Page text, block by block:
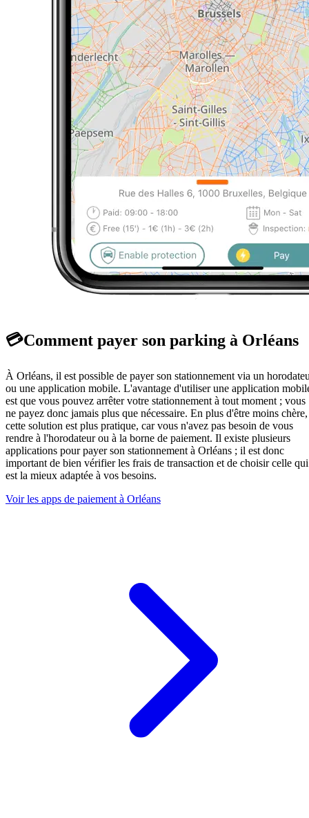
💳Comment payer son parking à Orléans
À Orléans, il est possible de payer son stationnement via un
ou une application mobile. L'avantage d'utiliser une application
est que vous pouvez arrêter votre stationnement à tout moment ; vous
ne payez donc jamais plus que nécessaire. En plus d'être moins chère,
cette solution est plus pratique, car vous n'avez pas besoin de vous
rendre à l'horodateur ou à la borne de paiement. Il existe plusieurs
applications pour payer son stationnement à Orléans ; il est donc
important de bien vérifier les frais de transaction et de choisir celle qui
est la mieux adaptée à vos besoins.
Voir les apps de paiement à Orléans